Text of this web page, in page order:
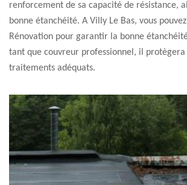
renforcement de sa capacité de résistance,
bonne étanchéité. A Villy Le Bas, vous
Rénovation pour garantir la bonne
tant que couvreur professionnel, il
traitements adéquats.